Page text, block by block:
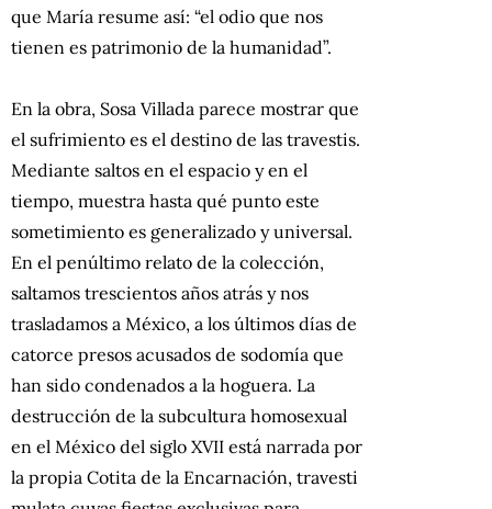
que María resume así: “el odio que nos
tienen es patrimonio de la humanidad”.
En la obra, Sosa Villada parece mostrar que
el sufrimiento es el destino de las travestis.
Mediante saltos en el espacio y en el
tiempo, muestra hasta qué punto este
sometimiento es generalizado y universal.
En el penúltimo relato de la colección,
saltamos trescientos años atrás y nos
trasladamos a México, a los últimos días de
catorce presos acusados de sodomía que
han sido condenados a la hoguera. La
destrucción de la subcultura homosexual
en el México del siglo XVII está narrada por
la propia Cotita de la Encarnación, travesti